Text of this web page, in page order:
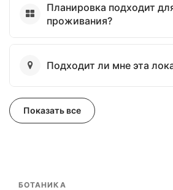
Планировка подходит
проживания?
Подходит ли мне эта
Показать все
БОТАНИКА